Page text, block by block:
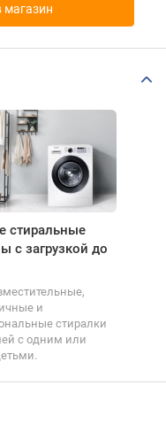
магазин
стиральные
с загрузкой до
и
стиралки
с одним или